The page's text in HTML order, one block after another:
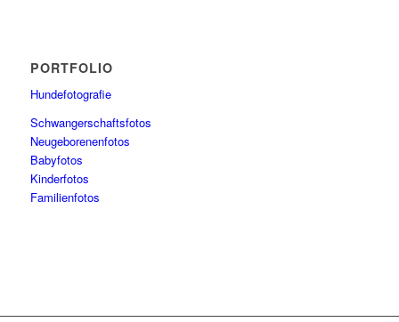
PORTFOLIO
Hundefotografie
Schwangerschaftsfotos
Neugeborenenfotos
Babyfotos
Kinderfotos
Familienfotos